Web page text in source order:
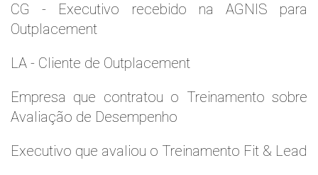
CG - Executivo recebido na AGNIS para
Outplacement
LA - Cliente de Outplacement
Empresa que contratou o Treinamento sobre
Avaliação de Desempenho
Executivo que avaliou o Treinamento Fit & Lead